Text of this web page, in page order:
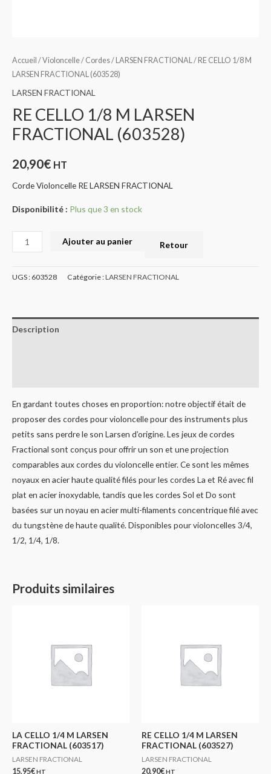
Accueil /Violoncelle/ Cordes/ LARSEN FRACTIONAL / RE CELLO 1/8 M
LARSEN FRACTIONAL (603528)
LARSEN FRACTIONAL
RE CELLO 1/8 M LARSEN
FRACTIONAL (603528)
20,90€ HT
Corde Violoncelle RE LARSEN FRACTIONAL
Disponibilité : Plus que 3 en stock
Ajouter au panier Retour
UGS : 603528 Catégorie :LARSEN FRACTIONAL
Description
En gardant toutes choses en proportion: notre objectif était de
proposer des cordes pour violoncelle pour des instruments plus
petits sans perdre le son Larsen d’origine. Les jeux de cordes
Fractional sont conçus pour offrir un son et une projection
comparables aux cordes du violoncelle entier. Ce sont les mêmes
noyaux en acier haute qualité filés pour les cordes La et Ré avec fil
plat en acier inoxydable, tandis que les cordes Sol et Do sont
basées sur un noyau en acier multi-filaments concentrique filé avec
du tungstène de haute qualité. Disponibles pour violoncelles 3/4,
1/2, 1/4, 1/8.
Produits similaires
LA CELLO 1/4 M LARSEN
FRACTIONAL (603517)
LARSEN FRACTIONAL
15,95€HT
RE CELLO 1/4 M LARSEN
FRACTIONAL (603527)
LARSEN FRACTIONAL
20,90€HT